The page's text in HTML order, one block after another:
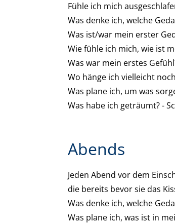
Fühle ich mich
Was denke ich, welche
Was ist/war mein erster
Wie fühle ich mich, wie ist
Was war mein erstes
Wo hänge ich vielleicht
Was plane ich, um was
Was habe ich geträumt? -
Abends
Jeden Abend vor dem
die bereits bevor sie das
Was denke ich, welche
Was plane ich, was ist in